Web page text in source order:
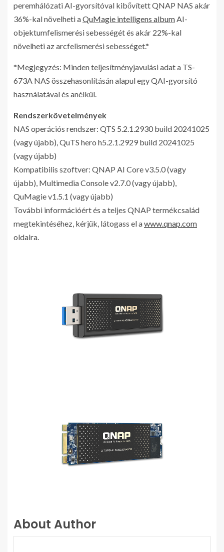
peremhálózati AI-gyorsítóval kibővített QNAP NAS akár
36%-kal növelheti aQuMagie intelligens albumAI-
objektumfelismerési sebességét és akár 22%-kal
növelheti az arcfelismerési sebességet.*
*Megjegyzés: Minden teljesítményjavulási adat a TS-
673A NAS összehasonlításán alapul egy QAI-gyorsító
használatával és anélkül.
Rendszerkövetelmények
NAS operációs rendszer: QTS 5.2.1.2930 build 20241025
(vagy újabb), QuTS hero h5.2.1.2929 build 20241025
(vagy újabb)
Kompatibilis szoftver: QNAP AI Core v3.5.0 (vagy
újabb), Multimedia Console v2.7.0 (vagy újabb),
QuMagie v1.5.1 (vagy újabb)
További információért és a teljes QNAP termékcsalád
megtekintéséhez, kérjük, látogass el awww.qnap.com
oldalra.
About Author